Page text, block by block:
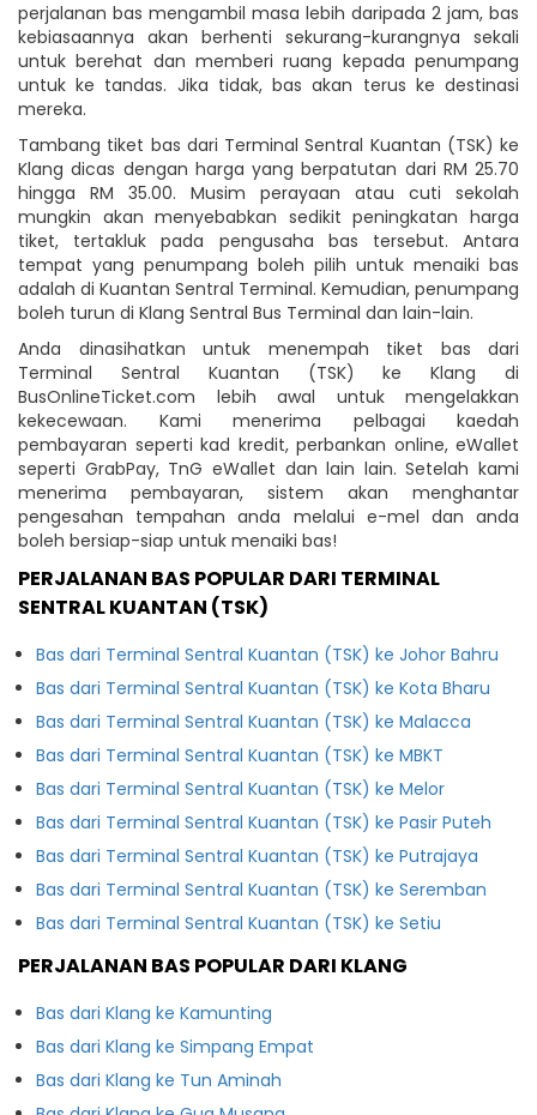
perjalanan bas mengambil masa lebih daripada 2 jam, bas
kebiasaannya akan berhenti sekurang-kurangnya sekali
untuk berehat dan memberi ruang kepada penumpang
untuk ke tandas. Jika tidak, bas akan terus ke destinasi
mereka.
Tambang tiket bas dari Terminal Sentral Kuantan (TSK) ke
Klang dicas dengan harga yang berpatutan dari RM 25.70
hingga RM 35.00. Musim perayaan atau cuti sekolah
mungkin akan menyebabkan sedikit peningkatan harga
tiket, tertakluk pada pengusaha bas tersebut. Antara
tempat yang penumpang boleh pilih untuk menaiki bas
adalah di Kuantan Sentral Terminal. Kemudian, penumpang
boleh turun di Klang Sentral Bus Terminal dan lain-lain.
Anda dinasihatkan untuk menempah tiket bas dari
Terminal Sentral Kuantan (TSK) ke Klang di
BusOnlineTicket.com lebih awal untuk mengelakkan
kekecewaan. Kami menerima pelbagai kaedah
pembayaran seperti kad kredit, perbankan online, eWallet
seperti GrabPay, TnG eWallet dan lain lain. Setelah kami
menerima pembayaran, sistem akan menghantar
pengesahan tempahan anda melalui e-mel dan anda
boleh bersiap-siap untuk menaiki bas!
PERJALANAN BAS POPULAR DARI TERMINAL
SENTRAL KUANTAN (TSK)
Bas dari Terminal Sentral Kuantan (TSK) ke Johor Bahru
Bas dari Terminal Sentral Kuantan (TSK) ke Kota Bharu
Bas dari Terminal Sentral Kuantan (TSK) ke Malacca
Bas dari Terminal Sentral Kuantan (TSK) ke MBKT
Bas dari Terminal Sentral Kuantan (TSK) ke Melor
Bas dari Terminal Sentral Kuantan (TSK) ke Pasir Puteh
Bas dari Terminal Sentral Kuantan (TSK) ke Putrajaya
Bas dari Terminal Sentral Kuantan (TSK) ke Seremban
Bas dari Terminal Sentral Kuantan (TSK) ke Setiu
PERJALANAN BAS POPULAR DARI KLANG
Bas dari Klang ke Kamunting
Bas dari Klang ke Simpang Empat
Bas dari Klang ke Tun Aminah